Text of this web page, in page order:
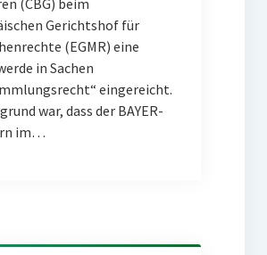
(CBG) beim
Gerichtshof für
(EGMR) eine
in Sachen
eingereicht.
war, dass der BAYER-
im…